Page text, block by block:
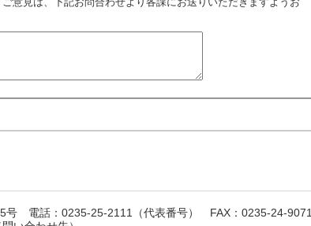
号 電話：0235-25-2111（代表番号） FAX：0235-24-9071